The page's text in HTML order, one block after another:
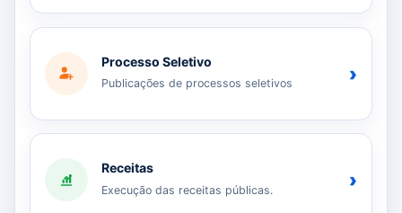
Processo Seletivo
Publicações de processos seletivos ›
Receitas
Execução das receitas públicas. ›